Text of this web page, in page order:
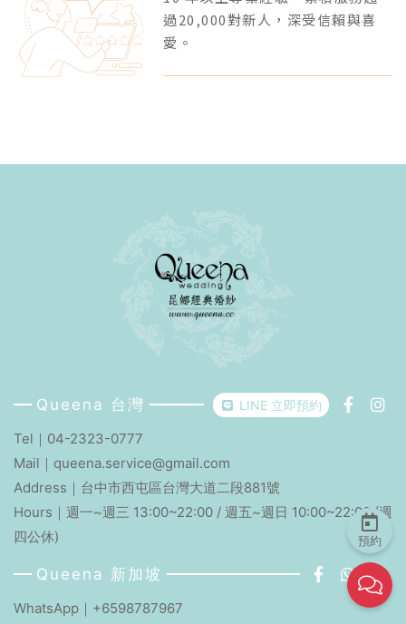
過20,000對新人，深受信賴與喜
愛。
Queena 台灣 LINE 立即預約
Tel｜ 04-2323-0777
Mail｜ queena.service@gmail.com
Address｜ 台中市西屯區台灣大道二段881號
Hours｜週一~週三 13:00~22:00 / 週五~週日 10:00~22:00 (週
四公休)
Queena 新加坡
WhatsApp｜+6598787967
預約